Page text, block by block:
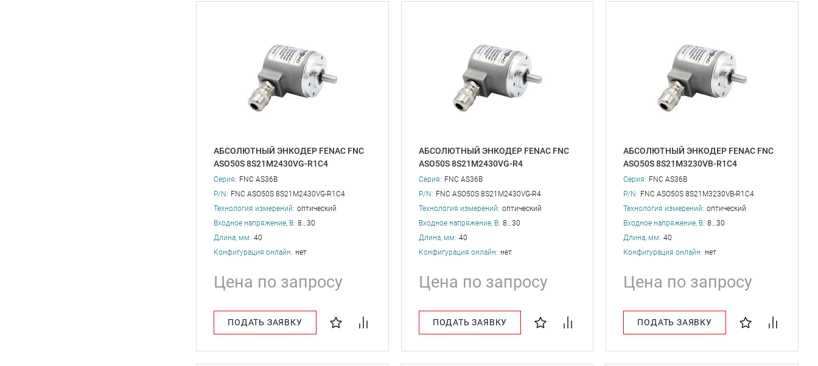
АБСОЛЮТНЫЙ ЭНКОДЕР FENAC FNC
ASO50S 8S21M2430VG-R1C4
Серия: FNC AS36B
P/N: FNC ASO50S 8S21M2430VG-R1C4
Технология измерений: оптический
Входное напряжение, В: 8…30
Длина, мм: 40
Конфигурация онлайн: нет
Цена по запросу
ПОДАТЬ ЗАЯВКУ
АБСОЛЮТНЫЙ ЭНКОДЕР FENAC FNC
ASO50S 8S21M2430VG-R4
Серия: FNC AS36B
P/N: FNC ASO50S 8S21M2430VG-R4
Технология измерений: оптический
Входное напряжение, В: 8…30
Длина, мм: 40
Конфигурация онлайн: нет
Цена по запросу
ПОДАТЬ ЗАЯВКУ
АБСОЛЮТНЫЙ ЭНКОДЕР FENAC FNC
ASO50S 8S21M3230VB-R1C4
Серия: FNC AS36B
P/N: FNC ASO50S 8S21M3230VB-R1C4
Технология измерений: оптический
Входное напряжение, В: 8…30
Длина, мм: 40
Конфигурация онлайн: нет
Цена по запросу
ПОДАТЬ ЗАЯВКУ